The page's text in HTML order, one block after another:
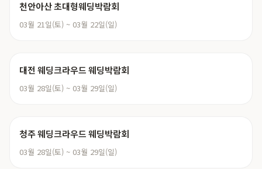
천안아산 초대형웨딩박람회
03월 21일(토) ~ 03월 22일(일)
대전 웨딩크라우드 웨딩박람회
03월 28일(토) ~ 03월 29일(일)
청주 웨딩크라우드 웨딩박람회
03월 28일(토) ~ 03월 29일(일)